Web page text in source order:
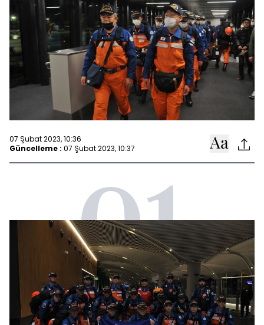
07 Şubat 2023, 10:36
Güncelleme : 07 Şubat 2023, 10:37
01